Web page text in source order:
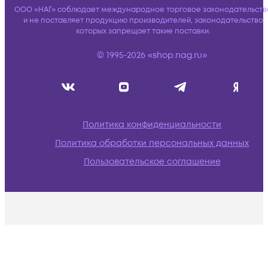
ООО «НАГ» соблюдает международное торговое
и не поставляет продукцию производителей, законодательство
которых запрещает такие поставки.
© 1995-2026 «shop.nag.ru»
Политика конфиденциальности
Политика обработки персональных данных
Пользовательское соглашение